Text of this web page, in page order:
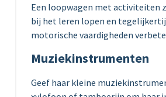
Een loopwagen met activiteiten
bij het leren lopen en
motorische vaardigheden
Muziekinstrumenten
Geef haar kleine